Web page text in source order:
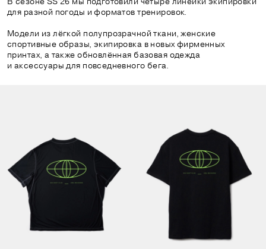
для разной погоды и форматов тренировок.
Модели из лёгкой полупрозрачной ткани, женские
спортивные образы, экипировка в новых фирменных
принтах, а также обновлённая базовая одежда
и аксессуары для повседневного бега.